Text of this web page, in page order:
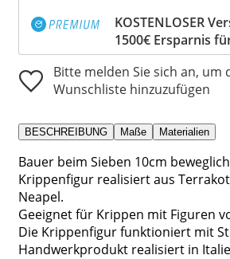
KOSTENLOSER
1500€ Ersparnis
Bitte melden Sie sich an, um
Wunschliste hinzuzufügen
BESCHREIBUNG Maße Materialien
Bauer beim Sieben 10cm
Krippenfigur realisiert aus
Neapel.
Geeignet für Krippen mit Figuren
Die Krippenfigur funktioniert mit
Handwerkprodukt realisiert in